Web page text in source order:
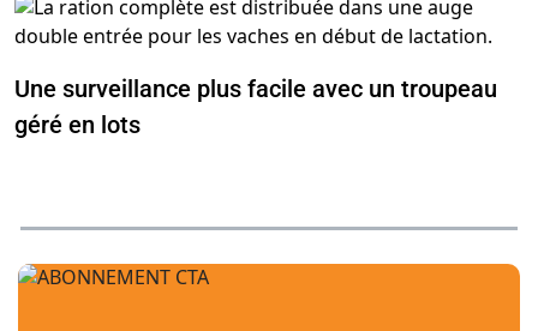
Une surveillance plus facile avec un troupeau
géré en lots